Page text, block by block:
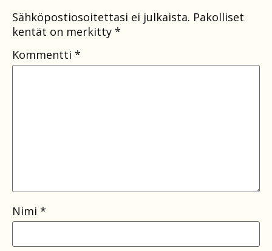
Sähköpostiosoitettasi ei julkaista. Pakolliset
kentät on merkitty *
Kommentti *
Nimi *